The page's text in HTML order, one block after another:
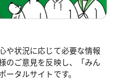
や状況に応じて必要な情報
のご意見を反映し、「みん
タルサイトです。